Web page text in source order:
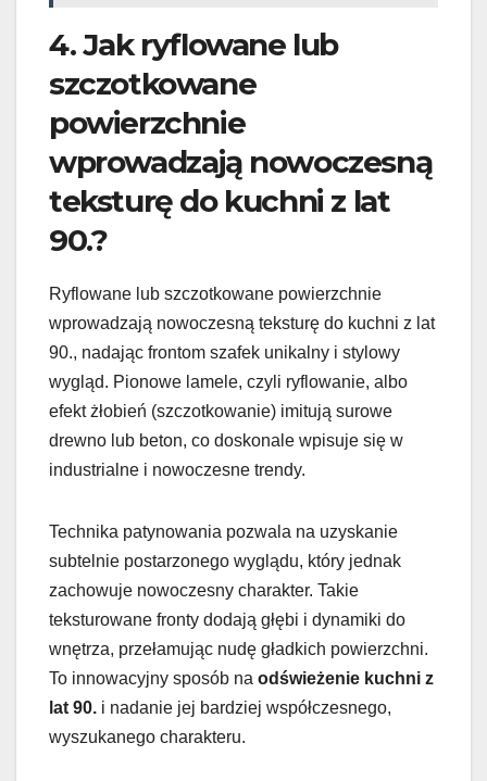
4. Jak ryflowane lub
szczotkowane
powierzchnie
wprowadzają nowoczesną
teksturę do kuchni z lat
90.?
Ryflowane lub szczotkowane powierzchnie
wprowadzają nowoczesną teksturę do kuchni z lat
90., nadając frontom szafek unikalny i stylowy
wygląd. Pionowe lamele, czyli ryflowanie, albo
efekt żłobień (szczotkowanie) imitują surowe
drewno lub beton, co doskonale wpisuje się w
industrialne i nowoczesne trendy.
Technika patynowania pozwala na uzyskanie
subtelnie postarzonego wyglądu, który jednak
zachowuje nowoczesny charakter. Takie
teksturowane fronty dodają głębi i dynamiki do
wnętrza, przełamując nudę gładkich powierzchni.
To innowacyjny sposób na odświeżenie kuchni z
lat 90. i nadanie jej bardziej współczesnego,
wyszukanego charakteru.